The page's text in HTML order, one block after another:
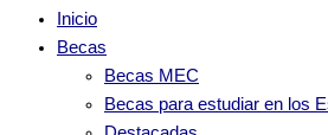
Inicio
Becas
Becas MEC
Becas para estudiar en los